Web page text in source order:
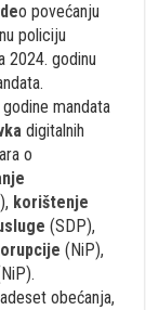
o povećanju
policiju
2024. godinu
mandata
digitalnih
o
korištenje
(SDP),
(NiP),
obećanja,